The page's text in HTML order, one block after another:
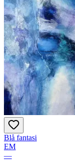
Blå fantasi
EM
—